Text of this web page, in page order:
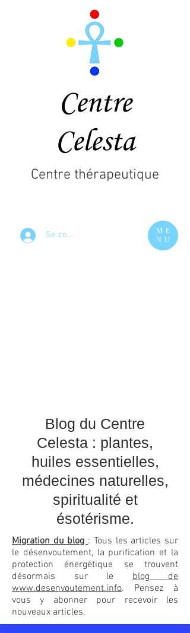
Centre
Celesta
Se connecter
ME
NU
Centre thérapeutique
Blog du Centre
Celesta : plantes,
huiles essentielles,
médecines naturelles,
spiritualité et
ésotérisme.
Migration du blog: Tous les articles sur
le désenvoutement, la purification et la
protection énergétique se trouvent
désormais sur leblog de
www.desenvoutement.info. Pensez à
vous y abonner pour recevoir les
nouveaux articles.